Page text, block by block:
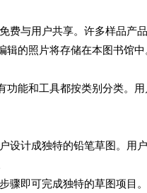
费与用户共享。许多样品产
的照片将存储在本图书馆中
功能和工具都按类别分类。
设计成独特的铅笔草图。用
骤即可完成独特的草图项目